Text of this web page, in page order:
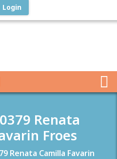
Login
Renata
Froes
Renata Camilla Favarin